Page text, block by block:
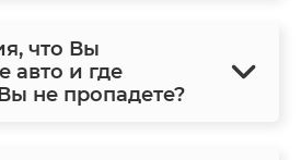
что Вы
авто и где
не пропадете?